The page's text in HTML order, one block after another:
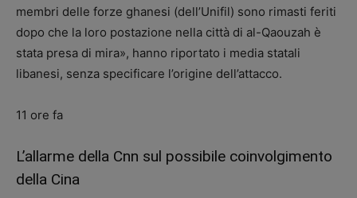
membri delle forze ghanesi (dell’Unifil) sono rimasti feriti
dopo che la loro postazione nella città di al-Qaouzah è
stata presa di mira», hanno riportato i media statali
libanesi, senza specificare l’origine dell’attacco.
11 ore fa
L’allarme della Cnn sul possibile coinvolgimento
della Cina